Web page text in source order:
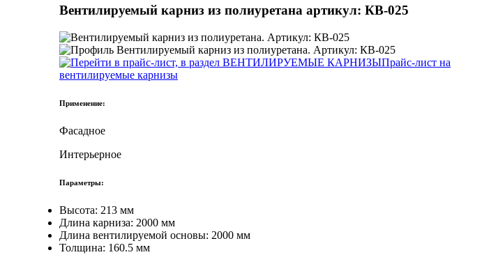
Вентилируемый карниз из полиуретана артикул: КВ-025
Прайс-лист на
вентилируемые карнизы
Применение:
Фасадное
Интерьерное
Параметры:
Высота: 213 мм
Длина карниза: 2000 мм
Длина вентилируемой основы: 2000 мм
Толщина: 160.5 мм